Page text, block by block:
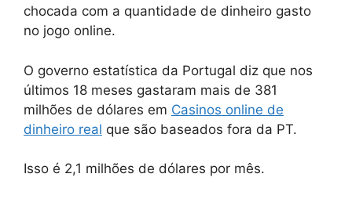
chocada com a quantidade de dinheiro gasto
no jogo online.
O governo estatística da Portugal diz que nos
últimos 18 meses gastaram mais de 381
milhões de dólares em Casinos online de
dinheiro real que são baseados fora da PT.
Isso é 2,1 milhões de dólares por mês.